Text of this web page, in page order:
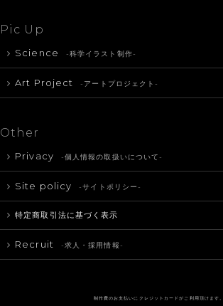
Pic Up
Science -科学イラスト制作-
Art Project -アートプロジェクト-
Other
Privacy -個人情報の取扱いについて-
Site policy -サイトポリシー-
特定商取引法に基づく表示
Recruit -求人・採用情報-
制作費のお支払いにクレジットカードがご利用頂けます。